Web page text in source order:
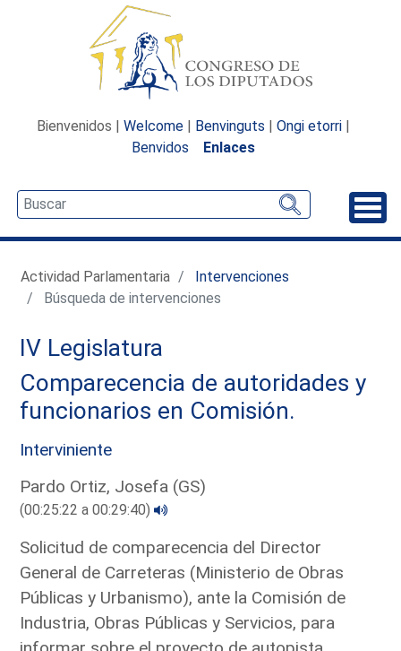
Bienvenidos | Welcome | Benvinguts | Ongi etorri |
Benvidos
Enlaces
Actividad Parlamentaria
Intervenciones
Búsqueda de intervenciones
IV Legislatura
Comparecencia de autoridades y
funcionarios en Comisión.
Interviniente
Pardo Ortiz, Josefa (GS)
(00:25:22 a 00:29:40)
Solicitud de comparecencia del Director
General de Carreteras (Ministerio de Obras
Públicas y Urbanismo), ante la Comisión de
Industria, Obras Públicas y Servicios, para